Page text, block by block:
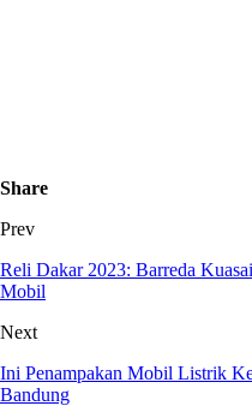
Share
Prev
Reli Dakar 2023: Barreda
Mobil
Next
Ini Penampakan Mobil Listrik
Bandung